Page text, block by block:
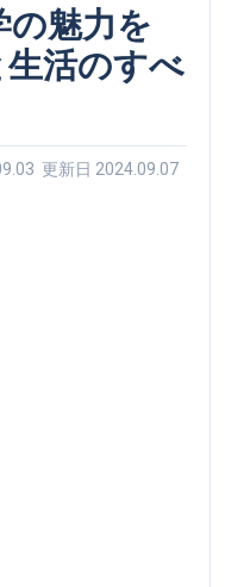
魅力を
活のすべ
更新日 2024.09.07